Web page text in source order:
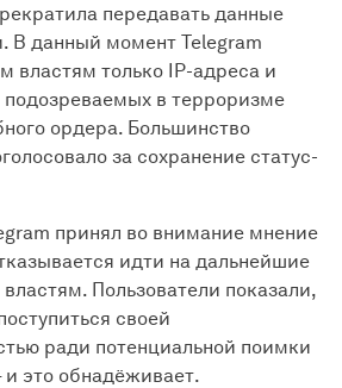
передавать данные
В данный момент Telegram
властям только IP-адреса и
в терроризме
ордера. Большинство
за сохранение статус-
принял во внимание мнение
идти на дальнейшие
Пользователи показали,
своей
ради потенциальной поимки
это обнадёживает.